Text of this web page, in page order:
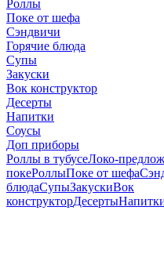
Роллы
Поке от шефа
Сэндвичи
Горячие блюда
Супы
Закуски
Вок конструктор
Десерты
Напитки
Соусы
Доп приборы
Роллы в тубусеЛоко-
покеРоллыПоке от шефа
блюдаСупыЗакускиВок
конструкторДесерты